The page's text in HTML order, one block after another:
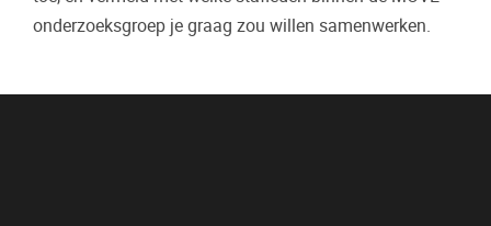
onderzoeksgroep je graag zou willen samenwerken.